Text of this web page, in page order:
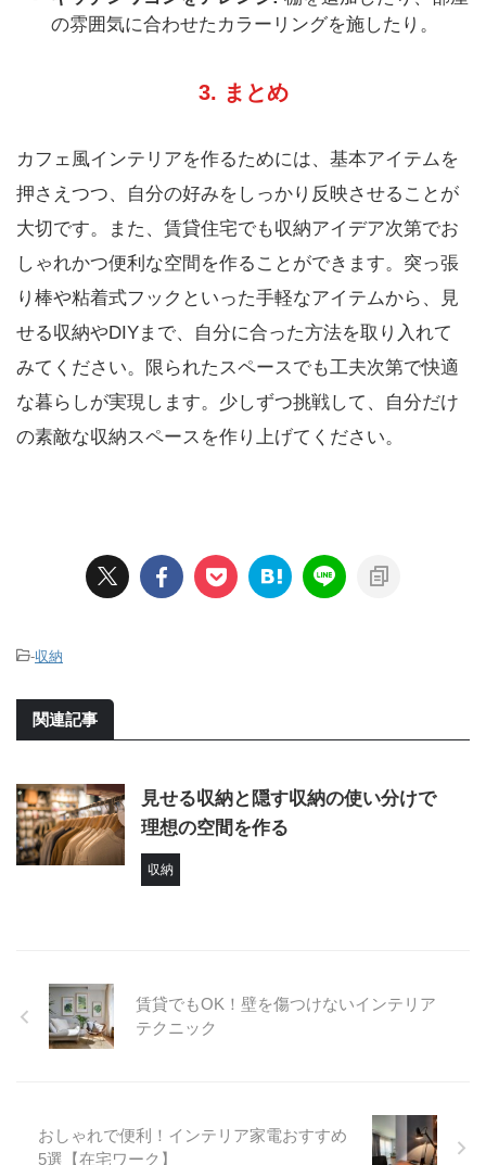
の雰囲気に合わせたカラーリングを施したり。
3. まとめ
カフェ風インテリアを作るためには、基本アイテムを
押さえつつ、自分の好みをしっかり反映させることが
大切です。また、賃貸住宅でも収納アイデア次第でお
しゃれかつ便利な空間を作ることができます。突っ張
り棒や粘着式フックといった手軽なアイテムから、見
せる収納やDIYまで、自分に合った方法を取り入れて
みてください。限られたスペースでも工夫次第で快適
な暮らしが実現します。少しずつ挑戦して、自分だけ
の素敵な収納スペースを作り上げてください。
-収納
関連記事
見せる収納と隠す収納の使い分けで
理想の空間を作る
収納
賃貸でもOK！壁を傷つけないインテリア
テクニック
おしゃれで便利！インテリア家電おすすめ
5選【在宅ワーク】